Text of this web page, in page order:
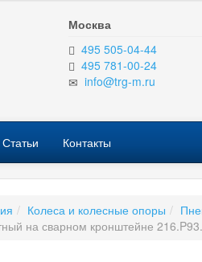
Москва
495 505-04-44
495 781-00-24
info@trg-m.ru
Статьи Контакты
Колеса и колесные опоры
на сварном кронштейне